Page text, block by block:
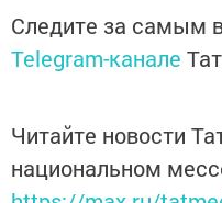
Следите за самым
Telegram-канале
Читайте новости
национальном